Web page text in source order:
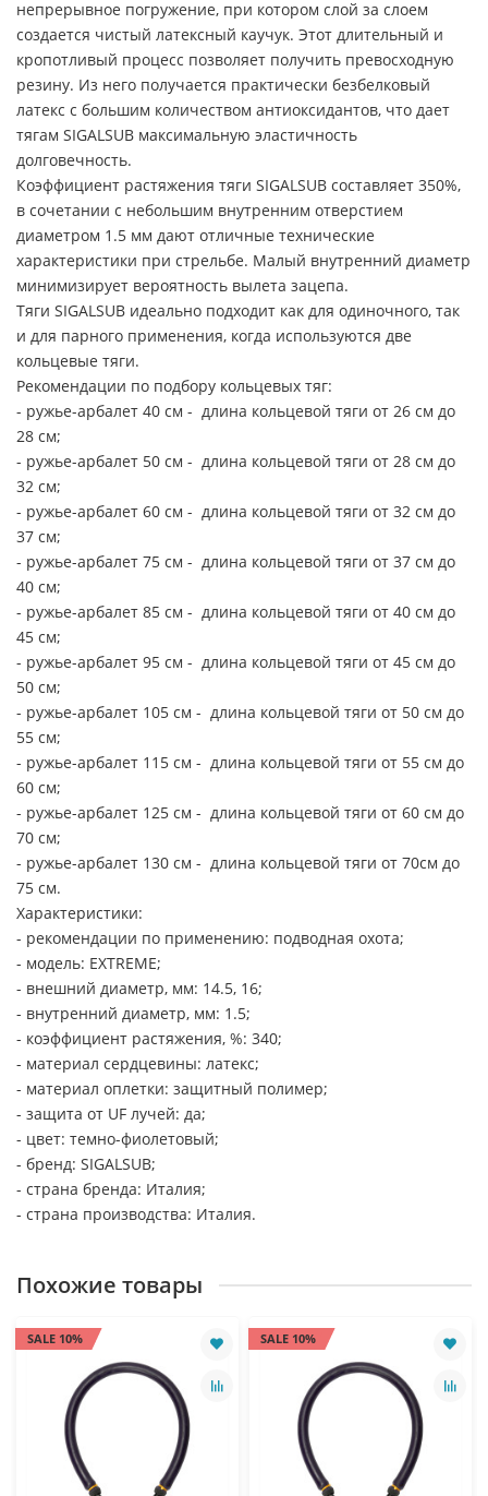
непрерывное погружение, при котором слой за слоем
создается чистый латексный каучук. Этот длительный и
кропотливый процесс позволяет получить превосходную
резину. Из него получается практически безбелковый
латекс с большим количеством антиоксидантов, что дает
тягам SIGALSUB максимальную эластичность
долговечность.
Коэффициент растяжения тяги SIGALSUB составляет 350%,
в сочетании с небольшим внутренним отверстием
диаметром 1.5 мм дают отличные технические
характеристики при стрельбе. Малый внутренний диаметр
минимизирует вероятность вылета зацепа.
Тяги SIGALSUB идеально подходит как для одиночного, так
и для парного применения, когда используются две
кольцевые тяги.
Рекомендации по подбору кольцевых тяг:
- ружье-арбалет 40 см - длина кольцевой тяги от 26 см до
28 см;
- ружье-арбалет 50 см - длина кольцевой тяги от 28 см до
32 см;
- ружье-арбалет 60 см - длина кольцевой тяги от 32 см до
37 см;
- ружье-арбалет 75 см - длина кольцевой тяги от 37 см до
40 см;
- ружье-арбалет 85 см - длина кольцевой тяги от 40 см до
45 см;
- ружье-арбалет 95 см - длина кольцевой тяги от 45 см до
50 см;
- ружье-арбалет 105 см - длина кольцевой тяги от 50 см до
55 см;
- ружье-арбалет 115 см - длина кольцевой тяги от 55 см до
60 см;
- ружье-арбалет 125 см - длина кольцевой тяги от 60 см до
70 см;
- ружье-арбалет 130 см - длина кольцевой тяги от 70см до
75 см.
Характеристики:
- рекомендации по применению: подводная охота;
- модель: EXTREME;
- внешний диаметр, мм: 14.5, 16;
- внутренний диаметр, мм: 1.5;
- коэффициент растяжения, %: 340;
- материал сердцевины: латекс;
- материал оплетки: защитный полимер;
- защита от UF лучей: да;
- цвет: темно-фиолетовый;
- бренд: SIGALSUB;
- страна бренда: Италия;
- страна производства: Италия.
Похожие товары
SALE 10% SALE 10%